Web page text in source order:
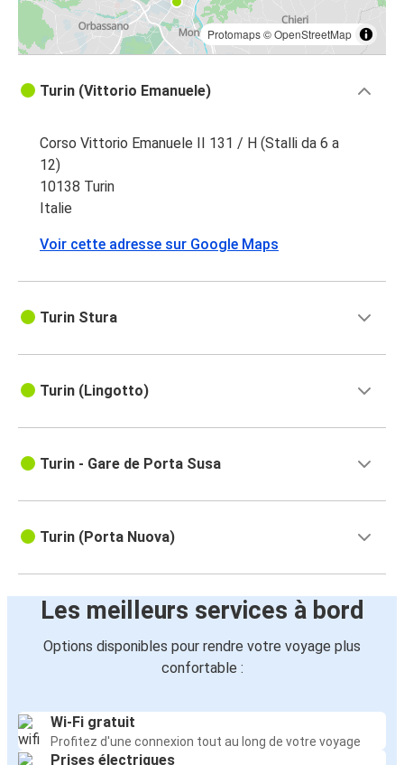
Protomaps©OpenStreetMap
Turin (Vittorio Emanuele)
Corso Vittorio Emanuele II 131 / H (Stalli da 6 a
12)
10138 Turin
Italie
Voir cette adresse sur Google Maps
Turin Stura
Turin (Lingotto)
Turin - Gare de Porta Susa
Turin (Porta Nuova)
Les meilleurs services à bord
Options disponibles pour rendre votre voyage plus
confortable :
Wi-Fi gratuit
Profitez d'une connexion tout au long de votre voyage
Prises électriques